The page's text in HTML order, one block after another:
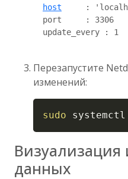
host
:
  port     : 3306
  update_every : 1
Перезапустите
изменений:
sudo
Визуализация
данных